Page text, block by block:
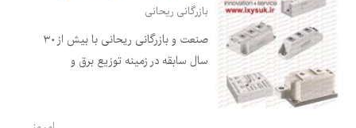
بازرگانی ریحانی
صنعت و بازرگانی ریحانی با بیش از ۳۰
سال سابقه در زمینه توزیع برق و